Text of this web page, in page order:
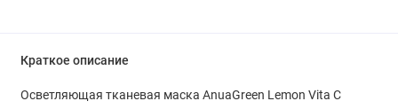
Краткое описание
Осветляющая тканевая маска AnuaGreen Lemon Vita C